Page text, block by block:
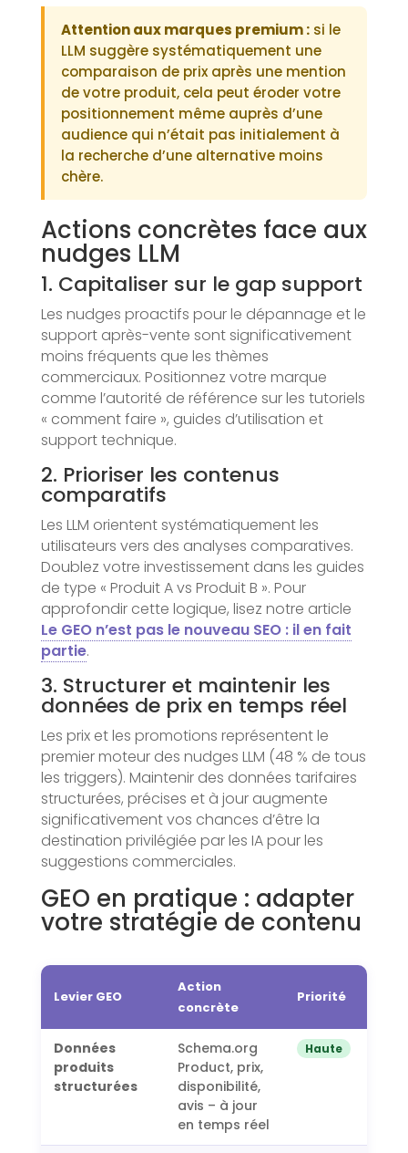
Attention aux marques premium :si le
LLM suggère systématiquement une
comparaison de prix après une mention
de votre produit, cela peut éroder votre
positionnement même auprès d’une
audience qui n’était pas initialement à
la recherche d’une alternative moins
chère.
Actions concrètes face aux
nudges LLM
1. Capitaliser sur le gap support
Les nudges proactifs pour le dépannage et le
support après-vente sont significativement
moins fréquents que les thèmes
commerciaux. Positionnez votre marque
comme l’autorité de référence sur les tutoriels
« comment faire », guides d’utilisation et
support technique.
2. Prioriser les contenus
comparatifs
Les LLM orientent systématiquement les
utilisateurs vers des analyses comparatives.
Doublez votre investissement dans les guides
de type « Produit A vs Produit B ». Pour
approfondir cette logique, lisez notre article
Le GEO n’est pas le nouveau SEO : il en fait
partie.
3. Structurer et maintenir les
données de prix en temps réel
Les prix et les promotions représentent le
premier moteur des nudges LLM (48 % de tous
les triggers). Maintenir des données tarifaires
structurées, précises et à jour augmente
significativement vos chances d’être la
destination privilégiée par les IA pour les
suggestions commerciales.
GEO en pratique : adapter
votre stratégie de contenu
Levier GEO
Action
concrète
Priorité
Données
produits
structurées
Schema.org
Product, prix,
disponibilité,
avis – à jour
en temps réel
Haute